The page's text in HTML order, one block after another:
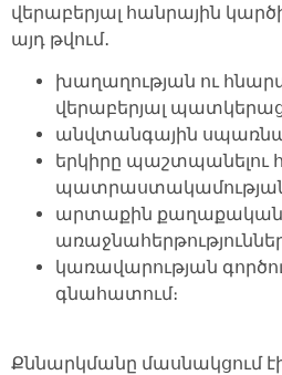
վերաբերյալ հանրային
այդ թվում․
խաղաղության ու
վերաբերյալ
անվտանգային
երկիրը պաշտպանելու
արտաքին
կառավարության
գնահատում։
Քննարկմանը մասնակցում